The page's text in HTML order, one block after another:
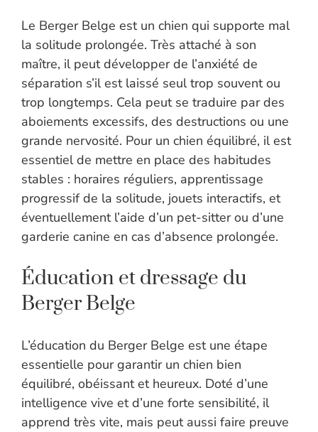
Le Berger Belge est un chien qui supporte mal
la solitude prolongée. Très attaché à son
maître, il peut développer de l’anxiété de
séparation s’il est laissé seul trop souvent ou
trop longtemps. Cela peut se traduire par des
aboiements excessifs, des destructions ou une
grande nervosité. Pour un chien équilibré, il est
essentiel de mettre en place des habitudes
stables : horaires réguliers, apprentissage
progressif de la solitude, jouets interactifs, et
éventuellement l’aide d’un pet-sitter ou d’une
garderie canine en cas d’absence prolongée.
Éducation et dressage du
Berger Belge
L’éducation du Berger Belge est une étape
essentielle pour garantir un chien bien
équilibré, obéissant et heureux. Doté d’une
intelligence vive et d’une forte sensibilité, il
apprend très vite, mais peut aussi faire preuve